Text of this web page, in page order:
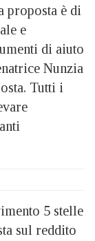
proposta è di
e
di aiuto
Nunzia
Tutti i
5 stelle
sul reddito